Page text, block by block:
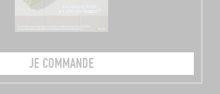
JE COMMANDE